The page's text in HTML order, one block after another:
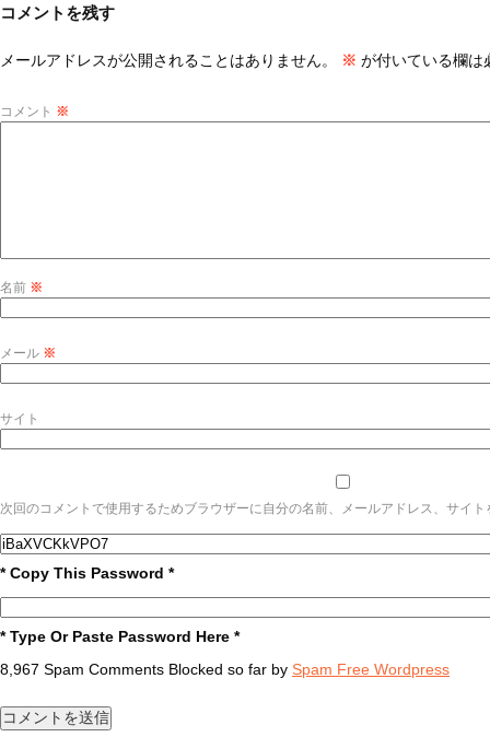
コメントを残す
メールアドレスが公開されることはありません。 ※ が付いている欄は
コメント ※
名前 ※
メール ※
サイト
次回のコメントで使用するためブラウザーに自分の名前、メールアドレス、サイト
* Copy This Password *
* Type Or Paste Password Here *
8,967 Spam Comments Blocked so far by Spam Free Wordpress